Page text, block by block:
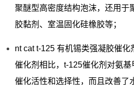
聚醚型高密度结构泡沫，还用于
胶黏剂、室温固化硅橡胶等；
nt cat t-125 有机锡类强凝胶催
催化剂相比，t-125催化剂对氨
催化活性和选择性，而且改善了